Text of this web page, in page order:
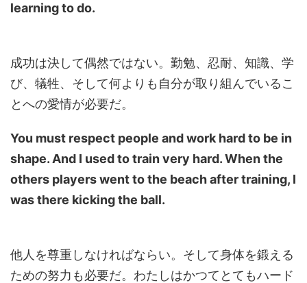
learning to do.
成功は決して偶然ではない。勤勉、忍耐、知識、学
び、犠牲、そして何よりも自分が取り組んでいるこ
とへの愛情が必要だ。
You must respect people and work hard to be in
shape. And I used to train very hard. When the
others players went to the beach after training, I
was there kicking the ball.
他人を尊重しなければならい。そして身体を鍛える
ための努力も必要だ。わたしはかつてとてもハード